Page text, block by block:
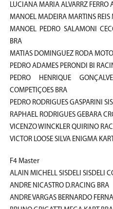
LUCIANA MARIA ALVARRZ FERRO
MANOEL MADEIRA MARTINS REIS
MANOEL PEDRO SALAMONI
BRA
MATIAS DOMINGUEZ RODA
PEDRO ADAMES PERONDI BI
PEDRO HENRIQUE
COMPETIÇOES BRA
PEDRO RODRIGUES GASPARINI
RAPHAEL RODRIGUES GEBARA
VICENZO WINCKLER QUIRINO
VICTOR LOOSE SILVA ENIGMA
F4 Master
ALAIN MICHELL SISDELI SISDELI
ANDRE NICASTRO D.RACING BRA
ANDRE VARGAS BERNARDO